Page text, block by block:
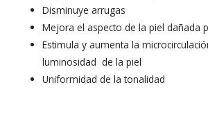
Disminuye arrugas
Mejora el aspecto de la piel dañada
Estimula y aumenta la
luminosidad de la piel
Uniformidad de la tonalidad